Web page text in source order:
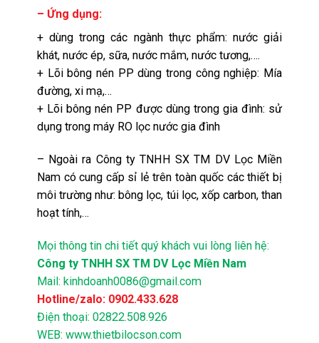
– Ứng dụng:
+ dùng trong các ngành thực phẩm: nước giải
khát, nước ép, sữa, nước mắm, nước tương,….
+ Lõi bông nén PPdùng trong công nghiệp: Mía
đường, xi mạ,…
+ Lõi bông nén PP được dùng trong gia đình: sử
dụng trong máy RO lọc nước gia đình
– Ngoài ra Công ty TNHH SX TM DV Lọc Miền
Nam có cung cấp sỉ lẻ trên toàn quốc các thiết bị
môi trường như: bông lọc, túi lọc, xốp carbon, than
hoạt tính,…
Mọi thông tin chi tiết quý khách vui lòng liên hệ:
Công ty TNHH SX TM DV Lọc Miền Nam
Mail: kinhdoanh0086@gmail.com
Hotline/zalo: 0902.433.628
Điện thoại: 02822.508.926
WEB: www.thietbilocson.com